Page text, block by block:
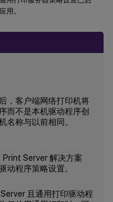
用。
，客户端网络打印机将
而不是本机驱动程序创
名称与以前相同。
Server 解决方案
动程序策略设置。
且通用打印驱动程